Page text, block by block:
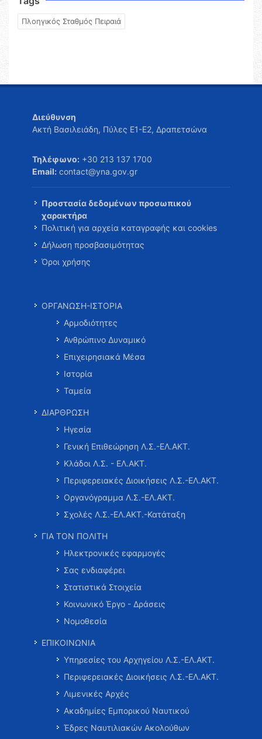
Πλοηγικός Σταθμός Πειραιά
Διεύθυνση
Ακτή Βασιλειάδη, Πύλες Ε1-Ε2, Δραπετσώνα
Τηλέφωνο: +30 213 137 1700
Email: contact@yna.gov.gr
Προστασία δεδομένων προσωπικού
χαρακτήρα
Πολιτική για αρχεία καταγραφής και cookies
Δήλωση προσβασιμότητας
Όροι χρήσης
ΟΡΓΑΝΩΣΗ-ΙΣΤΟΡΙΑ
Αρμοδιότητες
Ανθρώπινο Δυναμικό
Επιχειρησιακά Μέσα
Ιστορία
Ταμεία
ΔΙΑΡΘΡΩΣΗ
Ηγεσία
Γενική Επιθεώρηση Λ.Σ.-ΕΛ.ΑΚΤ.
Κλάδοι Λ.Σ. - ΕΛ.ΑΚΤ.
Περιφερειακές Διοικήσεις Λ.Σ.-ΕΛ.ΑΚΤ.
Οργανόγραμμα Λ.Σ.-ΕΛ.ΑΚΤ.
Σχολές Λ.Σ.-ΕΛ.ΑΚΤ.-Κατάταξη
ΓΙΑ ΤΟΝ ΠΟΛΙΤΗ
Ηλεκτρονικές εφαρμογές
Σας ενδιαφέρει
Στατιστικά Στοιχεία
Κοινωνικό Έργο - Δράσεις
Νομοθεσία
ΕΠΙΚΟΙΝΩΝΙΑ
Υπηρεσίες του Αρχηγείου Λ.Σ.-ΕΛ.ΑΚΤ.
Περιφερειακές Διοικήσεις Λ.Σ.-ΕΛ.ΑΚΤ.
Λιμενικές Αρχές
Ακαδημίες Εμπορικού Ναυτικού
Έδρες Ναυτιλιακών Ακολούθων